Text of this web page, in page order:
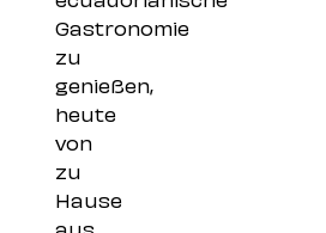
Gastronomie
zu
genießen,
heute
von
zu
Hause
aus